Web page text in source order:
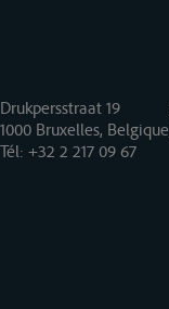
Drukpersstraat 19
1000 Bruxelles, Belgique
Tél: +32 2 217 09 67